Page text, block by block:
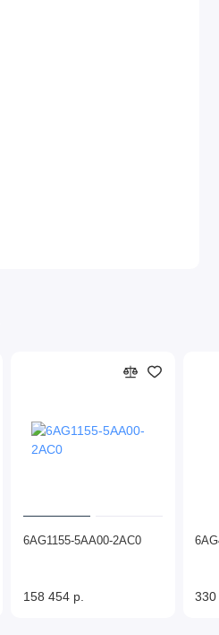
6AG1155-5AA00-2AC0
158 454 р. 330